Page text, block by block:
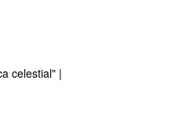
celestial" |